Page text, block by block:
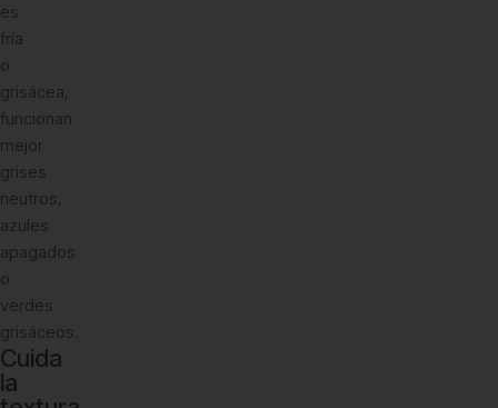
es
fría
o
grisácea,
funcionan
mejor
grises
neutros,
azules
apagados
o
verdes
grisáceos.
Cuida
la